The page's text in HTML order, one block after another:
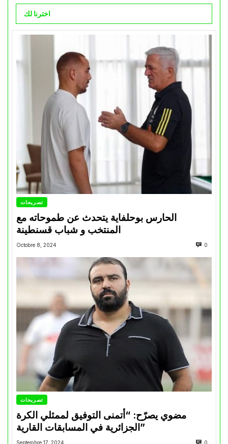
اخترنا لك
تصريحات
الحارس بوحلفاية يتحدث عن طموحاته مع
المنتخب و شباب قسنطينة
Octobre 8, 2024 0
تصريحات
مضوي يصرّح: “أتمنى التوفيق لممثلي الكرة
الجزائرية في المسابقات القارية”
Septembre 17, 2024 0